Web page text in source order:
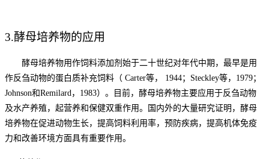
3.酵母培养物的应用
酵母培养物用作饲料添加剂始于二十世纪对年代中期，最早是用
作反刍动物的蛋白质补充饲料（ Carter等， 1944；Steckley等，1979；
Johnson和Remilard，1983）。目前，酵母培养物主要应用于反刍动物
及水产养殖，起营养和保健双重作用。国内外的大量研究证明，酵母
培养物在促进动物生长，提高饲料利用率，预防疾病，提高机体免疫
力和改善环境方面具有重要作用。